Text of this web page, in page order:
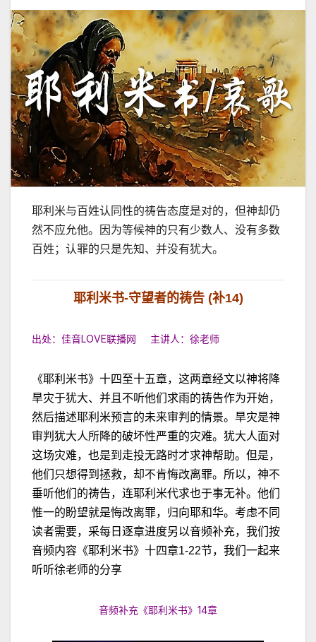
耶利米与百姓认同性的祷告态度是对的，但神却仍
然不应允他。因为等候神的只有少数人、没有多数
百姓；认罪的只是先知、并没有犹大。
耶利米书-守望者的祷告 (补14)
出处：佳音LOVE联播网 主讲人：徐老师
《耶利米书》十四至十五章，这两章经文以神将降
旱灾于犹大、并且不听他们求雨的祷告作为开始，
然后描述耶利米预言的未来审判的情景。旱灾是神
审判犹大人所降的破坏性严重的灾难。犹大人面对
这场灾难，也是到走投无路时才求神帮助。但是，
他们只想得到拯救，却不肯悔改离罪。所以，神不
垂听他们的祷告，连耶利米代求也于事无补。他们
惟一的盼望就是悔改离罪，归向耶和华。考虑不同
读者需要，采每日逐章进度另以音频补充，我们按
音频内容《耶利米书》十四章1-22节，我们一起来
听听徐老师的分享
音频补充《耶利米书》14章